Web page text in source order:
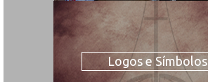
Logos e Símbolos